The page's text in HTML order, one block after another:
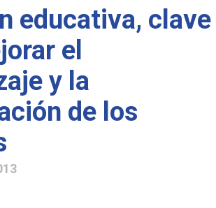
educativa, clave
el
y la
de los